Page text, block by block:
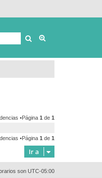
Buscar
•Página 1 de 1
•Página 1 de 1
Ir a
son UTC-05:00